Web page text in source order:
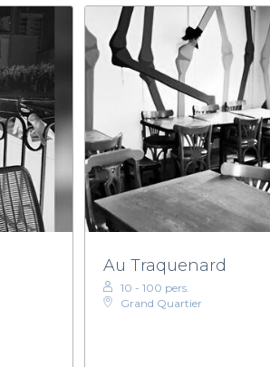
Au Traquenard
10 - 100 pers.
Grand Quartier